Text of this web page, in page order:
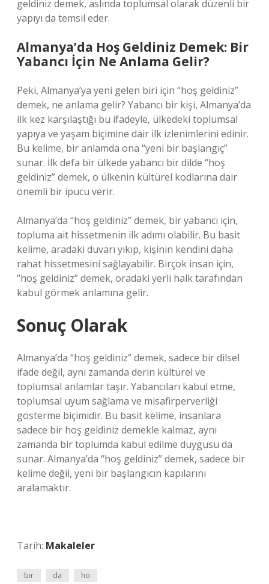
geldiniz demek, aslında toplumsal olarak düzenli bir
yapıyı da temsil eder.
Almanya’da Hoş Geldiniz Demek: Bir
Yabancı İçin Ne Anlama Gelir?
Peki, Almanya’ya yeni gelen biri için “hoş geldiniz”
demek, ne anlama gelir? Yabancı bir kişi, Almanya’da
ilk kez karşılaştığı bu ifadeyle, ülkedeki toplumsal
yapıya ve yaşam biçimine dair ilk izlenimlerini edinir.
Bu kelime, bir anlamda ona “yeni bir başlangıç”
sunar. İlk defa bir ülkede yabancı bir dilde “hoş
geldiniz” demek, o ülkenin kültürel kodlarına dair
önemli bir ipucu verir.
Almanya’da “hoş geldiniz” demek, bir yabancı için,
topluma ait hissetmenin ilk adımı olabilir. Bu basit
kelime, aradaki duvarı yıkıp, kişinin kendini daha
rahat hissetmesini sağlayabilir. Birçok insan için,
“hoş geldiniz” demek, oradaki yerli halk tarafından
kabul görmek anlamına gelir.
Sonuç Olarak
Almanya’da “hoş geldiniz” demek, sadece bir dilsel
ifade değil, aynı zamanda derin kültürel ve
toplumsal anlamlar taşır. Yabancıları kabul etme,
toplumsal uyum sağlama ve misafirperverliği
gösterme biçimidir. Bu basit kelime, insanlara
sadece bir hoş geldiniz demekle kalmaz, aynı
zamanda bir toplumda kabul edilme duygusu da
sunar. Almanya’da “hoş geldiniz” demek, sadece bir
kelime değil, yeni bir başlangıcın kapılarını
aralamaktır.
Tarih: Makaleler
bir da ho